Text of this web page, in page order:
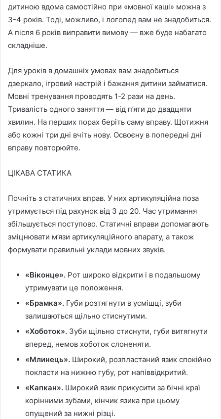
дитиною вдома самостійно при «мовної каші» можна з
3-4 років. Тоді, можливо, і логопед вам не знадобиться.
А після 6 років виправити вимову — вже буде набагато
складніше.
Для уроків в домашніх умовах вам знадобиться
дзеркало, ігровий настрій і бажання дитини займатися.
Мовні тренування проводять 1-2 рази на день.
Тривалість одного заняття — від п’яти до двадцяти
хвилин. На перших порах беріть саму вправу. Щотижня
або кожні три дні вчіть нову. Освоєну в попередні дні
вправу повторюйте.
ЦІКАВА СТАТИКА
Почніть з статичних вправ. У них артикуляційна поза
утримується під рахунок від 3 до 20. Час утримання
збільшується поступово. Статичні вправи допомагають
зміцнювати м’язи артикуляційного апарату, а також
формувати правильні уклади мовних звуків.
«Віконце». Рот широко відкрити і в подальшому
утримувати це положення.
«Брамка». Губи розтягнути в усмішці, зуби
залишаються щільно стиснутими.
«Хоботок». Зуби щільно стиснути, губи витягнути
вперед, немов хоботок слоненяти.
«Млинець». Широкий, розпластаний язик спокійно
покласти на нижню губу, рот напіввідкритий.
«Капкан». Широкий язик прикусити за бічні краї
корінними зубами, кінчик язика при цьому
опущений за нижні різці.